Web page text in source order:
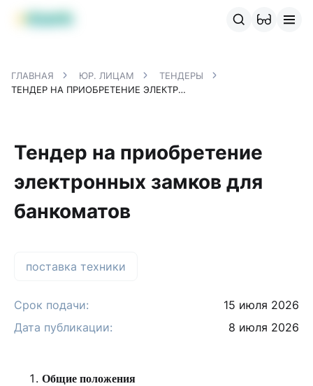
Продукты MBANK
ГЛАВНАЯ ЮР. ЛИЦАМ
ТЕНДЕРЫ
ТЕНДЕР НА ПРИОБРЕТЕНИЕ ЭЛЕКТРОННЫХ ЗАМКОВ ДЛЯ БАНКОМАТОВ
Тендер на приобретение
электронных замков для
банкоматов
поставка техники
Срок подачи:
15 июля 2026
Дата публикации:
8 июля 2026
Общие положения